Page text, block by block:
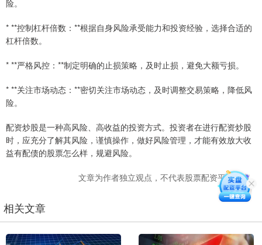
险。
* **控制杠杆倍数：**根据自身风险承受能力和投资经验，选择合适的
杠杆倍数。
* **严格风控：**制定明确的止损策略，及时止损，避免大额亏损。
* **关注市场动态：**密切关注市场动态，及时调整交易策略，降低风
险。
配资炒股是一种高风险、高收益的投资方式。投资者在进行配资炒股
时，应充分了解其风险，谨慎操作，做好风险管理，才能有效放大收
益有配债的股票怎么样，规避风险。
文章为作者独立观点，不代表股票配资平台观点
相关文章